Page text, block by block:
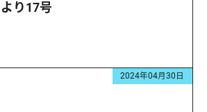
より17号
2024年04月30日